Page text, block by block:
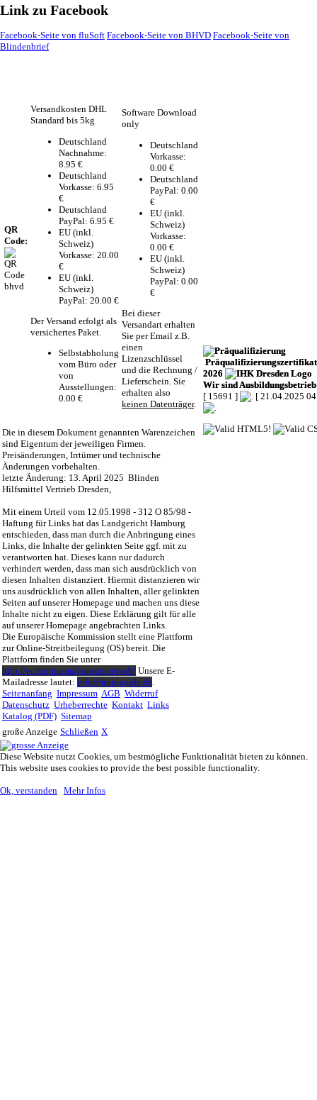
Link zu Facebook
Facebook-Seite von fluSoft Facebook-Seite von BHVD Facebook-Seite von
Blindenbrief
QR
Code:
Versandkosten DHL
Standard bis 5kg
Deutschland
Nachnahme:
8.95 €
Deutschland
Vorkasse: 6.95
€
Deutschland
PayPal: 6.95 €
EU (inkl.
Schweiz)
Vorkasse: 20.00
€
EU (inkl.
Schweiz)
PayPal: 20.00 €
Der Versand erfolgt als
versichertes Paket.
Selbstabholung
vom Büro oder
von
Ausstellungen:
0.00 €
Software Download
only
Deutschland
Vorkasse:
0.00 €
Deutschland
PayPal: 0.00
€
EU (inkl.
Schweiz)
Vorkasse:
0.00 €
EU (inkl.
Schweiz)
PayPal: 0.00
€
Bei dieser
Versandart erhalten
Sie per Email z.B.
einen
Lizenzschlüssel
und die Rechnung /
Lieferschein. Sie
erhalten also
keinen Datenträger.
Die in diesem Dokument genannten Warenzeichen
sind Eigentum der jeweiligen Firmen.
Preisänderungen, Irrtümer und technische
Änderungen vorbehalten.
letzte Änderung: 13. April 2025 Blinden
Hilfsmittel Vertrieb Dresden,
Mit einem Urteil vom 12.05.1998 - 312 O 85/98 -
Haftung für Links hat das Landgericht Hamburg
entschieden, dass man durch die Anbringung eines
Links, die Inhalte der gelinkten Seite ggf. mit zu
verantworten hat. Dieses kann nur dadurch
verhindert werden, dass man sich ausdrücklich von
diesen Inhalten distanziert. Hiermit distanzieren wir
uns ausdrücklich von allen Inhalten, aller gelinkten
Seiten auf unserer Homepage und machen uns diese
Inhalte nicht zu eigen. Diese Erklärung gilt für alle
auf unserer Homepage angebrachten Links.
Die Europäische Kommission stellt eine Plattform
zur Online-Streitbeilegung (OS) bereit. Die
Plattform finden Sie unter
http://ec.europa.eu/consumers/odr/ Unsere E-
Mailadresse lautet: info@miniguide.de.
Seitenanfang Impressum AGB Widerruf
Datenschutz Urheberrechte Kontakt Links
Katalog (PDF) Sitemap
Präqualifizierungszertifikat
2026
Wir sind Ausbildungsbetrieb
[ 15691 ]
[ 21.04.2025
große Anzeige Schließen X
Diese Website nutzt Cookies, um bestmögliche Funktionalität bieten zu können.
This website uses cookies to provide the best possible functionality.
Ok, verstanden Mehr Infos